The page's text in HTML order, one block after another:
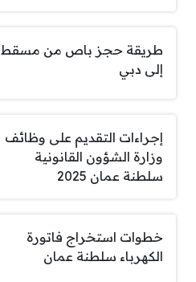
طريقة حجز باص من مسقط
إلى دبي
إجراءات التقديم على وظائف
وزارة الشؤون القانونية
سلطنة عمان 2025
خطوات استخراج فاتورة
الكهرباء سلطنة عمان